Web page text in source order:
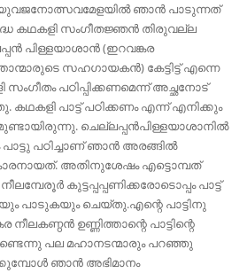
ഞാന്‍ പാടുന്നത്
കഥകളി സംഗീതജ്ഞൻ തിരുവല്ല
പിള്ളയാശാന്‍ (ഇറവങ്കര
സഹഗായകൻ) കേട്ടിട്ട് എന്നെ
സംഗീതം പഠിപ്പിക്കണമെന്ന് അച്ഛനോട്
കഥകളി പാട്ട് പഠിക്കണം എന്ന് എനിക്കും
ചെല്ലപ്പന്‍പിള്ളയാശാനിൽ
പാട്ടു പഠിച്ചാണ് ഞാന്‍ അരങ്ങില്‍
അതിനുശേഷം എട്ടൊമ്പത്
കുട്ടപ്പപ്പണിക്കരോടൊപ്പം പാട്ട്
പാടുകയും ചെയ്തു.എന്റെ പാട്ടിനു
നീലകണ്ഠന്‍ ഉണ്ണിത്താന്റെ പാട്ടിന്റെ
പല മഹാനടന്മാരും പറഞ്ഞു
ഞാന്‍ അഭിമാനം